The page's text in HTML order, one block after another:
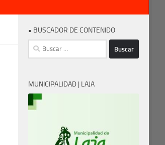
• BUSCADOR DE CONTENIDO
Buscar:
MUNICIPALIDAD | LAJA